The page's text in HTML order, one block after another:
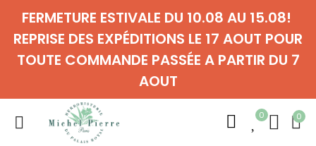
FERMETURE ESTIVALE DU 10.08 AU 15.08!
REPRISE DES EXPÉDITIONS LE 17 AOUT POUR
TOUTE COMMANDE PASSÉE A PARTIR DU 7
AOUT
0 0